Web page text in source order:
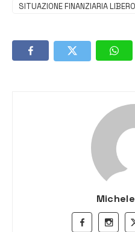
SITUAZIONE FINANZIARIA